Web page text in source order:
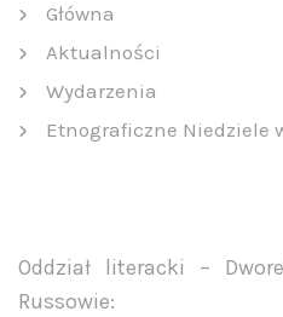
Główna
Aktualności
Wydarzenia
Etnograficzne Niedziele
Oddział literacki –
Russowie: